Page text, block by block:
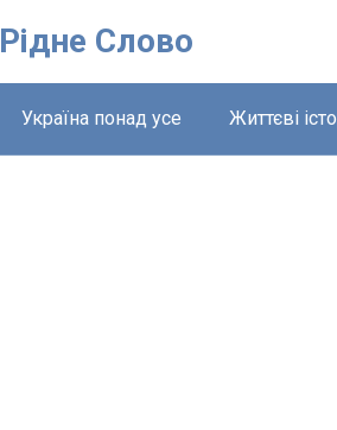
Рідне Слово
Україна понад усе Життєві